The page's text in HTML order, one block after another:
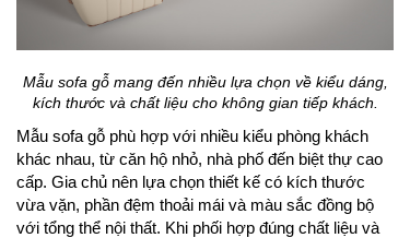
Mẫu sofa gỗ mang đến nhiều lựa chọn về kiểu dáng,
kích thước và chất liệu cho không gian tiếp khách.
Mẫu sofa gỗ phù hợp với nhiều kiểu phòng khách
khác nhau, từ căn hộ nhỏ, nhà phố đến biệt thự cao
cấp. Gia chủ nên lựa chọn thiết kế có kích thước
vừa vặn, phần đệm thoải mái và màu sắc đồng bộ
với tổng thể nội thất. Khi phối hợp đúng chất liệu và